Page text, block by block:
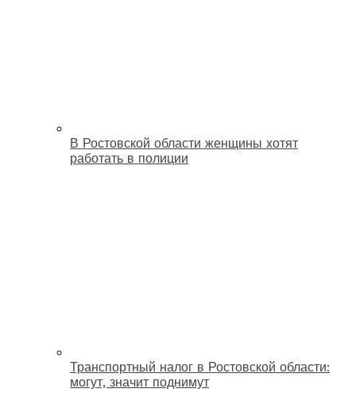
В Ростовской области женщины хотят
работать в полиции
Транспортный налог в Ростовской области:
могут, значит поднимут